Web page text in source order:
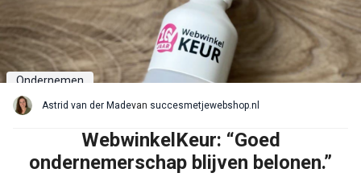
Ondernemen
Astrid van der Madevan succesmetjewebshop.nl
WebwinkelKeur: “Goed
ondernemerschap blijven belonen.”